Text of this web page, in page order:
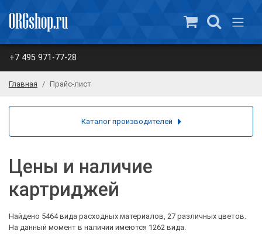
+7 495 971-77-28
Главная Прайс-лист
Цены и наличие
картриджей
Найдено 5464 вида расходных материалов, 27 различных цветов.
На данный момент в наличии имеются 1262 вида.